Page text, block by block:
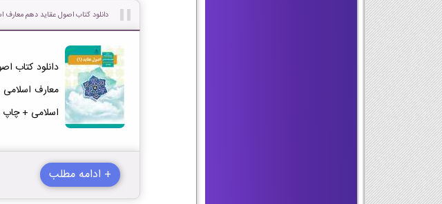
دانلود کتاب اصول عقاید دهم معارف
اسلامی + چاپ 1404-1405
+ ادامه مطلب